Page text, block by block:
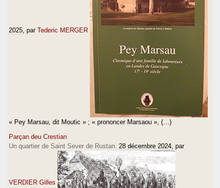
2025 , par Tederic MERGER
« Pey Marsau, dit Moutic » ; « prononcer Marsaou », (…)
Parçan deu Crestian
Un quartier de Saint Sever de Rustan. 28 décembre 2024 , par
VERDIER Gilles